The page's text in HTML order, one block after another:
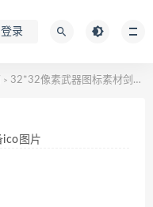
登录
> 32*32像素武器图标素材剑斧头装备ico图片
ico图片